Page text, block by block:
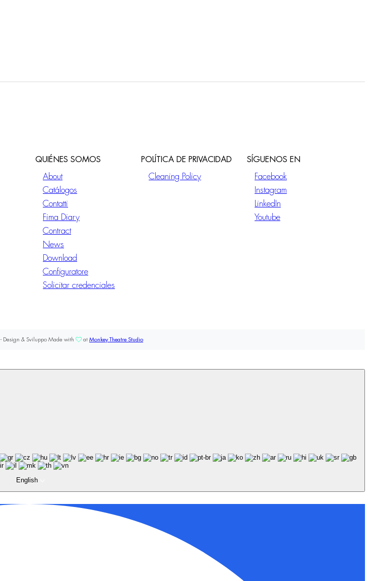
QUIÉNES SOMOS
About
Catálogos
Contatti
Fima Diary
Contract
News
Download
Configuratore
Solicitar credenciales
POLÍTICA DE PRIVACIDAD
Cleaning Policy
SÍGUENOS EN
Facebook
Instagram
LinkedIn
Youtube
- Design & Sviluppo Made with at Monkey Theatre Studio
English